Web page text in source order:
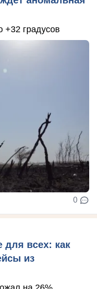
+32 градусов
0
всех: как
из